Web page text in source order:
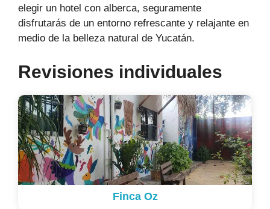
elegir un hotel con alberca, seguramente
disfrutarás de un entorno refrescante y relajante en
medio de la belleza natural de Yucatán.
Revisiones individuales
Finca Oz